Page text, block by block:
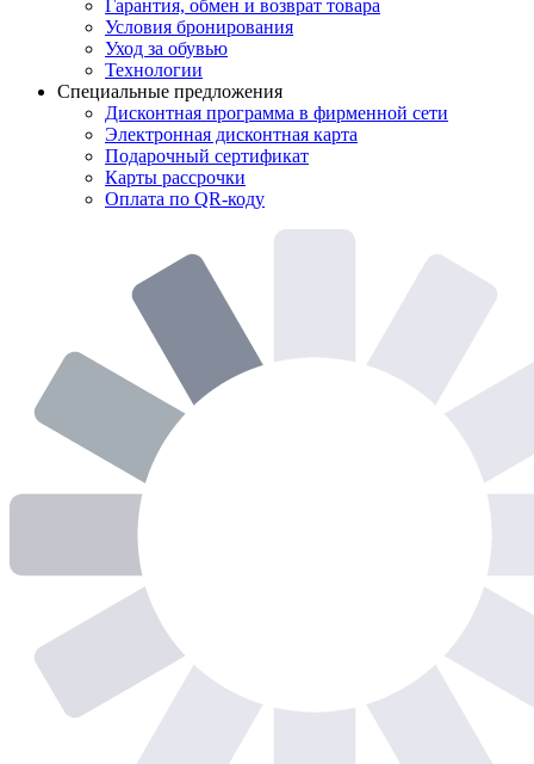
Гарантия, обмен и возврат товара
Условия бронирования
Уход за обувью
Технологии
Специальные предложения
Дисконтная программа в фирменной сети
Электронная дисконтная карта
Подарочный сертификат
Карты рассрочки
Оплата по QR-коду